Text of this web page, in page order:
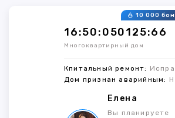
16:50:050125:66
10 000
Многоквартирный дом
Кпитальный ремонт:
Дом признан аварийным:
Елена
Вы планируете